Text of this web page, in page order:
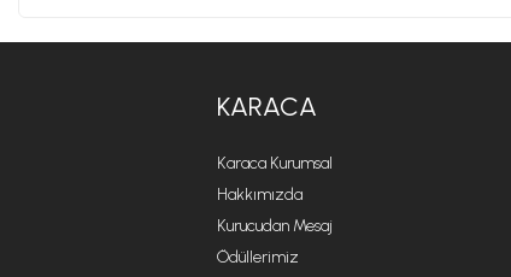
KARACA
Karaca Kurumsal
Hakkımızda
Kurucudan Mesaj
Ödüllerimiz